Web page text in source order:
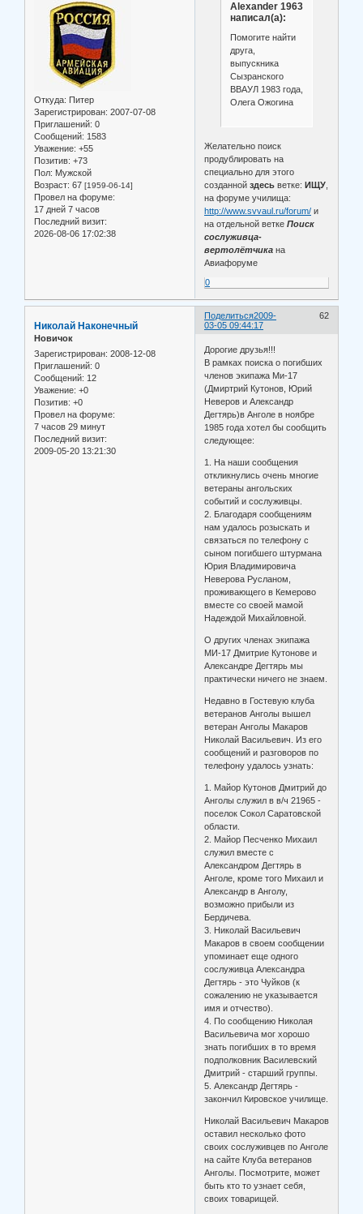
Откуда: Питер
Зарегистрирован: 2007-07-08
Приглашений: 0
Сообщений: 1583
Уважение: +55
Позитив: +73
Пол: Мужской
Возраст: 67 [1959-06-14]
Провел на форуме:
17 дней 7 часов
Последний визит:
2026-08-06 17:02:38
Alexander 1963
написал(а):
Помогите найти
друга,
выпускника
Сызранского
ВВАУЛ 1983 года,
Олега Ожогина
Желательно поиск
продублировать на
специально для этого
созданнойздесь ветке:ИЩУ
на форуме училища:
http://www.svvaul.ru/forum/ и
на отдельной веткеПоиск
сослуживца-
вертолётчикана
Авиафоруме
0
Поделиться 62
2009-
03-05 09:44:17
Николай Наконечный
Новичок
Зарегистрирован: 2008-12-08
Приглашений: 0
Сообщений: 12
Уважение: +0
Позитив: +0
Провел на форуме:
7 часов 29 минут
Последний визит:
2009-05-20 13:21:30
Дорогие друзья!!!
В рамках поиска о погибших
членов экипажа Ми-17
(Дмиртрий Кутонов, Юрий
Неверов и Александр
Дегтярь)в Анголе в ноябре
1985 года хотел бы сообщить
следующее:
1. На наши сообщения
откликнулись очень многие
ветераны ангольских
событий и сослуживцы.
2. Благодаря сообщениям
нам удалось розыскать и
связаться по телефону с
сыном погибшего штурмана
Юрия Владимировича
Неверова Русланом,
проживающего в Кемерово
вместе со своей мамой
Надеждой Михайловной.
О других членах экипажа
МИ-17 Дмитрие Кутонове и
Александре Дегтярь мы
практически ничего не знаем.
Недавно в Гостевую клуба
ветеранов Анголы вышел
ветеран Анголы Макаров
Николай Васильевич. Из его
сообщений и разговоров по
телефону удалось узнать:
1. Майор Кутонов Дмитрий до
Анголы служил в в/ч 21965 -
поселок Сокол Саратовской
области.
2. Майор Песченко Михаил
служил вместе с
Александром Дегтярь в
Анголе, кроме того Михаил и
Александр в Анголу,
возможно прибыли из
Бердичева.
3. Николай Васильевич
Макаров в своем сообщении
упоминает еще одного
сослуживца Александра
Дегтярь - это Чуйков (к
сожалению не указывается
имя и отчество).
4. По сообщению Николая
Васильевича мог хорошо
знать погибших в то время
подполковник Василевский
Дмитрий - старший группы.
5. Александр Дегтярь -
закончил Кировское училище.
Николай Васильевич Макаров
оставил несколько фото
своих сослуживцев по Анголе
на сайте Клуба ветеранов
Анголы. Посмотрите, может
быть кто то узнает себя,
своих товарищей.